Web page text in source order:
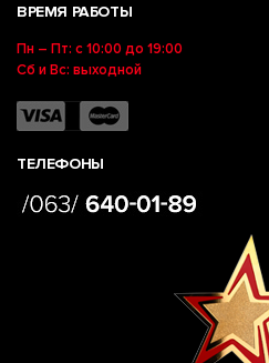
ВРЕМЯ РАБОТЫ
Пн – Пт: с 10:00 до 19:00
Сб и Вс: выходной
ТЕЛЕФОНЫ